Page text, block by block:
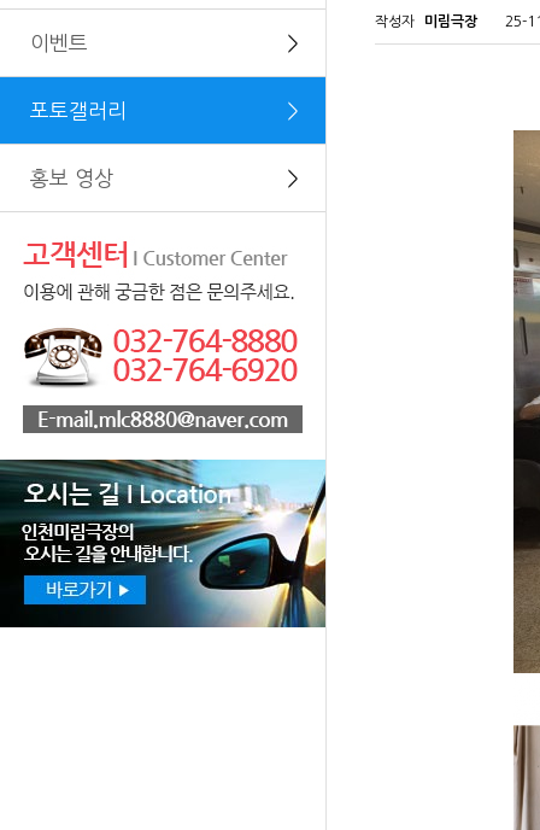
이벤트 ＞
포토갤러리 ＞
홍보 영상 ＞
작성자 미림극장 25-